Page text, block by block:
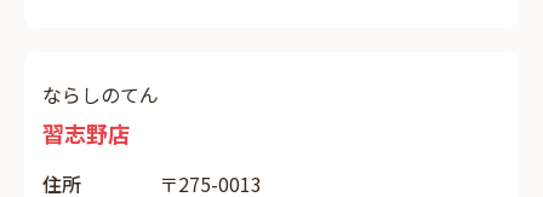
ならしのてん
習志野店
住所
〒275-0013